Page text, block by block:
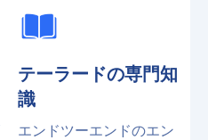
テーラードの専門知
識
エンドツーエンドのエン